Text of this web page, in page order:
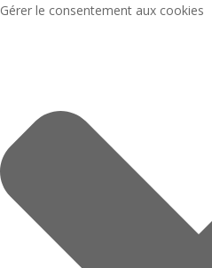
Gérer le consentement aux cookies